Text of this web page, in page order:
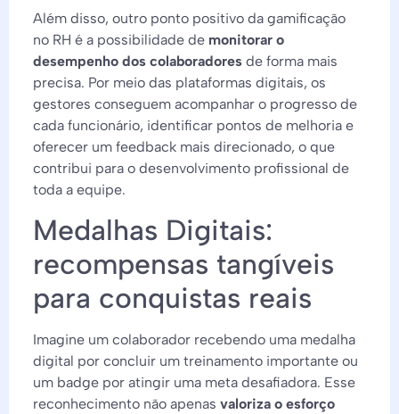
Além disso, outro ponto positivo da gamificação
no RH é a possibilidade de monitorar o
desempenho dos colaboradores de forma mais
precisa. Por meio das plataformas digitais, os
gestores conseguem acompanhar o progresso de
cada funcionário, identificar pontos de melhoria e
oferecer um feedback mais direcionado, o que
contribui para o desenvolvimento profissional de
toda a equipe.
Medalhas Digitais:
recompensas tangíveis
para conquistas reais
Imagine um colaborador recebendo uma medalha
digital por concluir um treinamento importante ou
um badge por atingir uma meta desafiadora. Esse
reconhecimento não apenas valoriza o esforço